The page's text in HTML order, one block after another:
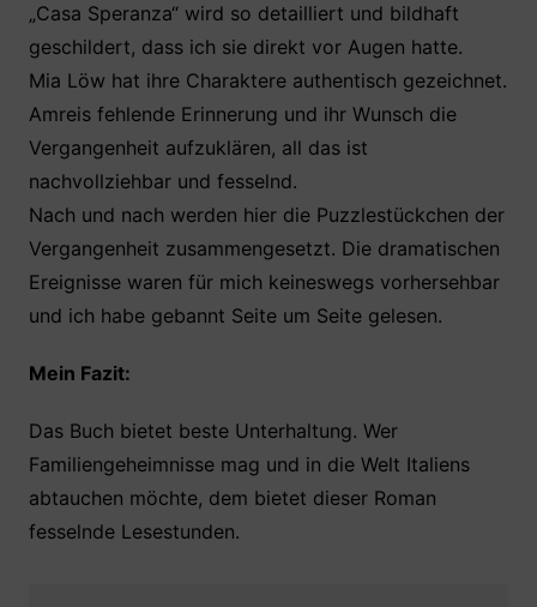
„Casa Speranza“ wird so detailliert und bildhaft
geschildert, dass ich sie direkt vor Augen hatte.
Mia Löw hat ihre Charaktere authentisch gezeichnet.
Amreis fehlende Erinnerung und ihr Wunsch die
Vergangenheit aufzuklären, all das ist
nachvollziehbar und fesselnd.
Nach und nach werden hier die Puzzlestückchen der
Vergangenheit zusammengesetzt. Die dramatischen
Ereignisse waren für mich keineswegs vorhersehbar
und ich habe gebannt Seite um Seite gelesen.
Mein Fazit:
Das Buch bietet beste Unterhaltung. Wer
Familiengeheimnisse mag und in die Welt Italiens
abtauchen möchte, dem bietet dieser Roman
fesselnde Lesestunden.